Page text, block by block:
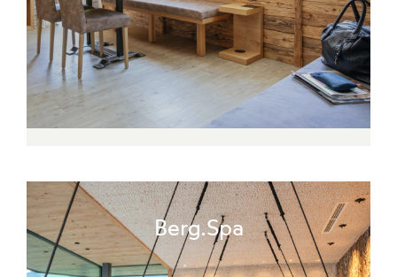
Berg.Spa